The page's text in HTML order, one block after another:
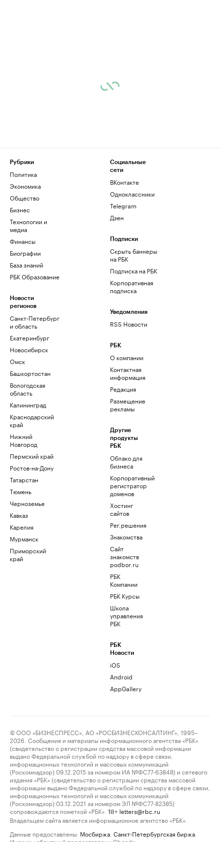
Рубрики
Политика
Экономика
Общество
Бизнес
Технологии и
медиа
Финансы
Биографии
База знаний
РБК Образование
Новости
регионов
Санкт-Петербург
и область
Екатеринбург
Новосибирск
Омск
Башкортостан
Вологодская
область
Калининград
Краснодарский
край
Нижний
Новгород
Пермский край
Ростов-на-Дону
Татарстан
Тюмень
Черноземье
Кавказ
Карелия
Мурманск
Приморский
край
Социальные
сети
ВКонтакте
Одноклассники
Telegram
Дзен
Подписки
Скрыть баннеры
на РБК
Подписка на РБК
Корпоративная
подписка
Уведомления
RSS Новости
РБК
О компании
Контактная
информация
Редакция
Размещение
рекламы
Другие
продукты
РБК
Облако для
бизнеса
Корпоративный
регистратор
доменов
Хостинг
сайтов
Рег.решения
Знакомства
Сайт
знакомств
podbor.ru
РБК
Компании
РБК Курсы
Школа
управления
РБК
РБК
Новости
iOS
Android
AppGallery
© ООО «БИЗНЕСПРЕСС», АО «РОСБИЗНЕСКОНСАЛТИНГ», 1995–
2026. Сообщения и материалы информационного агентства «РБК»
(свидетельство о регистрации средства массовой информации
выдано Федеральной службой по надзору в сфере связи,
информационных технологий и массовых коммуникаций
(Роскомнадзор) 09.12.2015 за номером ИА №ФС77-63848) и сетевого
издания «РБК» (свидетельство о регистрации средства массовой
информации выдано Федеральной службой по надзору в сфере связи,
информационных технологий и массовых коммуникаций
(Роскомнадзор) 03.12.2021 за номером ЭЛ №ФС77-82385)
сопровождаются пометкой «РБК».
18+ letters@rbc.ru
Владельцем сайта является информационное агентство «РБК».
Данные предоставлены: Мосбиржа Санкт-Петербургская биржа